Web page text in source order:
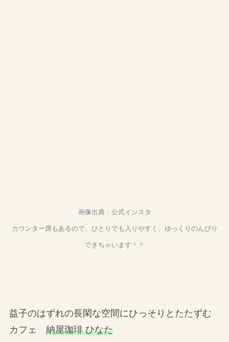
画像出典：公式インスタ
カウンター席もあるので、ひとりでも入りやすく、ゆっくりのんびり
できちゃいます＾＾
益子のはずれの長閑な空間にひっそりとたたずむ
カフェ 納屋珈琲 ひなた